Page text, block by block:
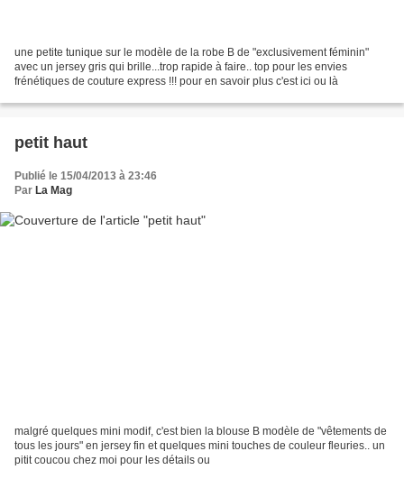
une petite tunique sur le modèle de la robe B de "exclusivement féminin"
avec un jersey gris qui brille...trop rapide à faire.. top pour les envies
frénétiques de couture express !!! pour en savoir plus c'est ici ou là
petit haut
Publié le 15/04/2013 à 23:46
Par La Mag
malgré quelques mini modif, c'est bien la blouse B modèle de "vêtements de
tous les jours" en jersey fin et quelques mini touches de couleur fleuries.. un
pitit coucou chez moi pour les détails ou